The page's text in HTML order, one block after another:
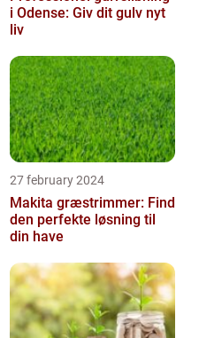
i Odense: Giv dit gulv nyt
liv
27 february 2024
Makita græstrimmer: Find
den perfekte løsning til
din have